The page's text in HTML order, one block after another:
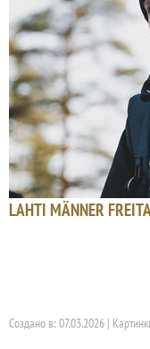
LAHTI MÄNNER
Создано в: 07.03.2026 |